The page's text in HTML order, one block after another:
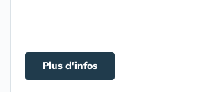
Plus d'infos